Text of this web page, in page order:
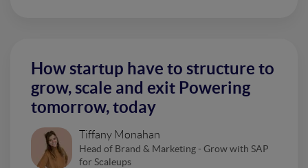
How startup have to structure to
grow, scale and exit Powering
tomorrow, today
Tiffany Monahan
Head of Brand & Marketing - Grow with SAP
for Scaleups